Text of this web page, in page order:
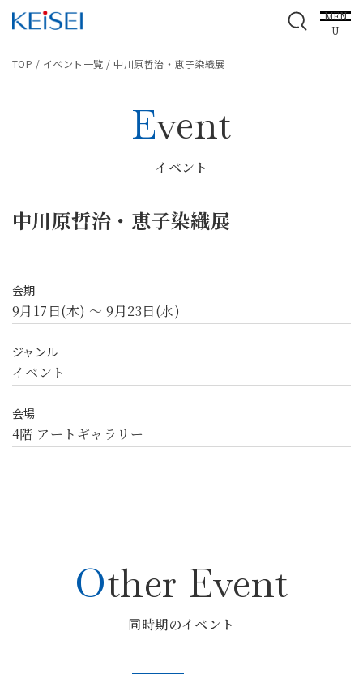
MEN
U
TOP / イベント一覧 / 中川原哲治・恵子染織展
Event
イベント
中川原哲治・恵子染織展
会期
9月17日(木) ～ 9月23日(水)
ジャンル
イベント
会場
4階 アートギャラリー
Other Event
同時期のイベント